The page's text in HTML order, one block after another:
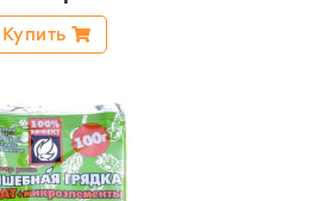
Купить